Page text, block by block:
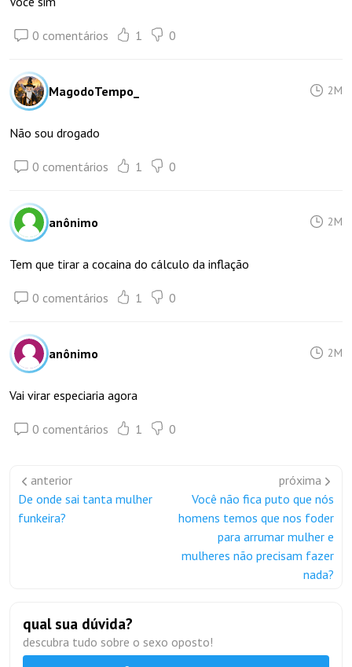
0 comentários 1 0
MagodoTempo_ 2M
Não sou drogado
0 comentários 1 0
anônimo 2M
Tem que tirar a cocaina do cálculo da inflação
0 comentários 1 0
anônimo 2M
Vai virar especiaria agora
0 comentários 1 0
anterior
De onde sai tanta mulher
funkeira?
próxima
Você não fica puto que nós
homens temos que nos foder
para arrumar mulher e
mulheres não precisam fazer
nada?
qual sua dúvida?
descubra tudo sobre o sexo oposto!